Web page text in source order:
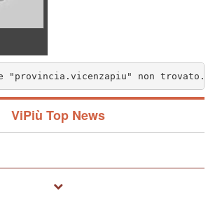
(1572)
"provincia.vicenzapiu" non trovato..
ViPiù Top News